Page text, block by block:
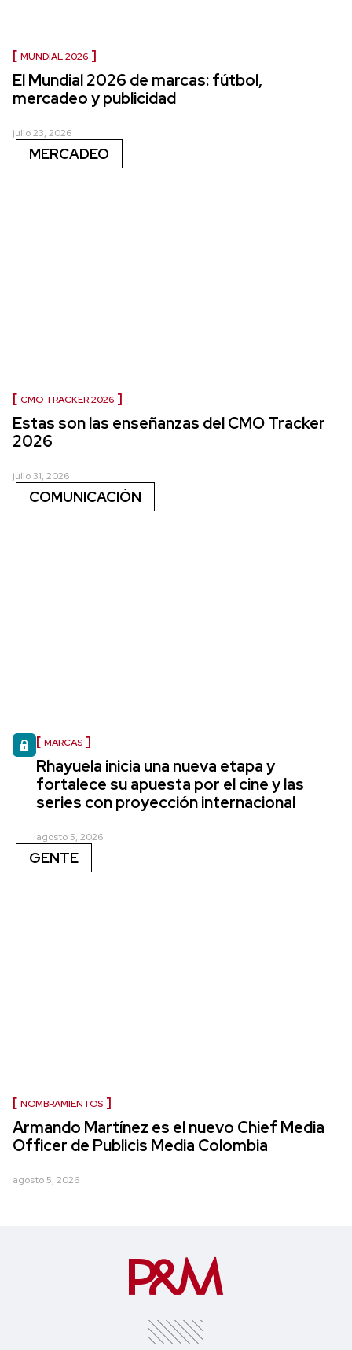
MUNDIAL 2026
El Mundial 2026 de marcas: fútbol,
mercadeo y publicidad
julio 23, 2026
MERCADEO
CMO TRACKER 2026
Estas son las enseñanzas del CMO Tracker
2026
julio 31, 2026
COMUNICACIÓN
MARCAS
Rhayuela inicia una nueva etapa y
fortalece su apuesta por el cine y las
series con proyección internacional
agosto 5, 2026
GENTE
NOMBRAMIENTOS
Armando Martínez es el nuevo Chief Media
Officer de Publicis Media Colombia
agosto 5, 2026